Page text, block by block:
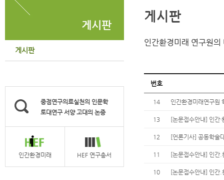
게시판
게시판
중점연구의료실천의 인문학
토대연구 서양 고대의 논증
인간환경미래 HEF 연구총서
게시판
인간환경미래 연구원
번호
14 인간환경미래연구원
13 [논문접수안내] 인간
12 [언론기사] 공동학술
11 [논문접수안내] 인간
10 [논문접수안내] 인간